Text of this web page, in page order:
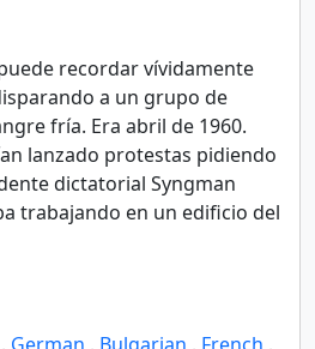
recordar vívidamente
a un grupo de
fría. Era abril de 1960.
lanzado protestas pidiendo
dictatorial Syngman
trabajando en un edificio del